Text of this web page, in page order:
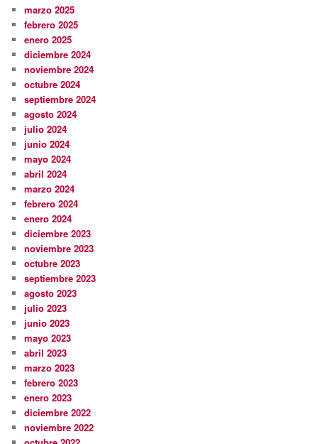
marzo 2025
febrero 2025
enero 2025
diciembre 2024
noviembre 2024
octubre 2024
septiembre 2024
agosto 2024
julio 2024
junio 2024
mayo 2024
abril 2024
marzo 2024
febrero 2024
enero 2024
diciembre 2023
noviembre 2023
octubre 2023
septiembre 2023
agosto 2023
julio 2023
junio 2023
mayo 2023
abril 2023
marzo 2023
febrero 2023
enero 2023
diciembre 2022
noviembre 2022